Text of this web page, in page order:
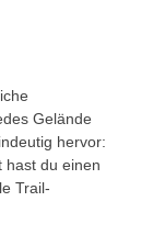
Gelände
hervor:
hast du einen
Trail-